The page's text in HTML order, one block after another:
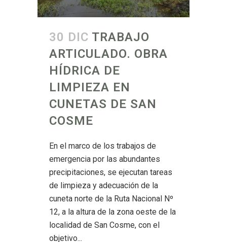
30 DIC TRABAJO
ARTICULADO. OBRA
HÍDRICA DE
LIMPIEZA EN
CUNETAS DE SAN
COSME
En el marco de los trabajos de
emergencia por las abundantes
precipitaciones, se ejecutan tareas
de limpieza y adecuación de la
cuneta norte de la Ruta Nacional Nº
12, a la altura de la zona oeste de la
localidad de San Cosme, con el
objetivo...